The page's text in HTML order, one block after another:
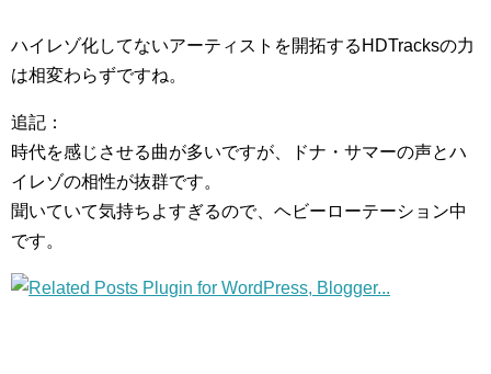
ハイレゾ化してないアーティストを開拓するHDTracksの力
は相変わらずですね。
追記：
時代を感じさせる曲が多いですが、ドナ・サマーの声とハ
イレゾの相性が抜群です。
聞いていて気持ちよすぎるので、ヘビーローテーション中
です。